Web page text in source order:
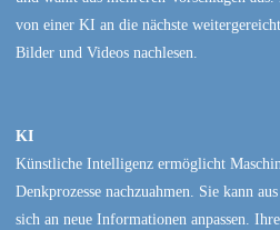
von einer KI an die nächste
Bilder und Videos nachlesen.
KI
Künstliche Intelligenz ermöglicht
Denkprozesse nachzuahmen. Sie kann
sich an neue Informationen anpassen.